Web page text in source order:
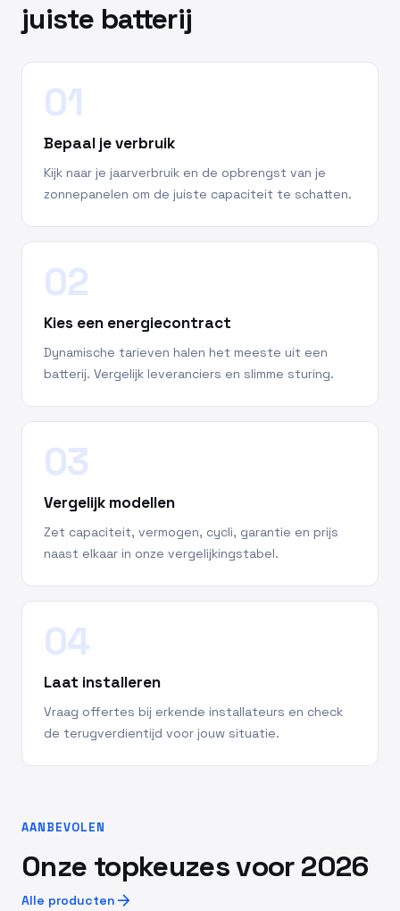
juiste batterij
01
Bepaal je verbruik
Kijk naar je jaarverbruik en de opbrengst van je
zonnepanelen om de juiste capaciteit te schatten.
02
Kies een energiecontract
Dynamische tarieven halen het meeste uit een
batterij. Vergelijk leveranciers en slimme sturing.
03
Vergelijk modellen
Zet capaciteit, vermogen, cycli, garantie en prijs
naast elkaar in onze vergelijkingstabel.
04
Laat installeren
Vraag offertes bij erkende installateurs en check
de terugverdientijd voor jouw situatie.
AANBEVOLEN
Onze topkeuzes voor 2026
Alle producten arrow_forward